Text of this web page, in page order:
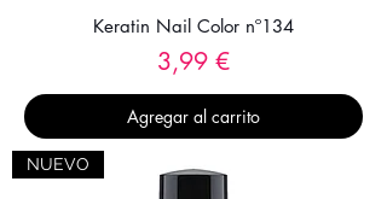
Keratin Nail Color nº134
Precio
3,99 €
Agregar al carrito
NUEVO